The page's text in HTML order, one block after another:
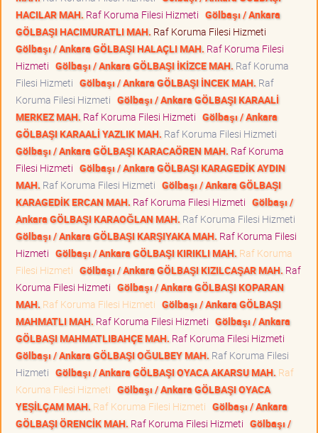
HACILAR MAH. Raf Koruma Filesi Hizmeti Gölbaşı / Ankara
GÖLBAŞI HACIMURATLI MAH. Raf Koruma Filesi Hizmeti
Gölbaşı / Ankara GÖLBAŞI HALAÇLI MAH. Raf Koruma Filesi
Hizmeti Gölbaşı / Ankara GÖLBAŞI İKİZCE MAH. Raf Koruma
Filesi Hizmeti Gölbaşı / Ankara GÖLBAŞI İNCEK MAH. Raf
Koruma Filesi Hizmeti Gölbaşı / Ankara GÖLBAŞI KARAALİ
MERKEZ MAH. Raf Koruma Filesi Hizmeti Gölbaşı / Ankara
GÖLBAŞI KARAALİ YAZLIK MAH. Raf Koruma Filesi Hizmeti
Gölbaşı / Ankara GÖLBAŞI KARACAÖREN MAH. Raf Koruma
Filesi Hizmeti Gölbaşı / Ankara GÖLBAŞI KARAGEDİK AYDIN
MAH. Raf Koruma Filesi Hizmeti Gölbaşı / Ankara GÖLBAŞI
KARAGEDİK ERCAN MAH. Raf Koruma Filesi Hizmeti Gölbaşı /
Ankara GÖLBAŞI KARAOĞLAN MAH. Raf Koruma Filesi Hizmeti
Gölbaşı / Ankara GÖLBAŞI KARŞIYAKA MAH. Raf Koruma Filesi
Hizmeti Gölbaşı / Ankara GÖLBAŞI KIRIKLI MAH. Raf Koruma
Filesi Hizmeti Gölbaşı / Ankara GÖLBAŞI KIZILCAŞAR MAH. Raf
Koruma Filesi Hizmeti Gölbaşı / Ankara GÖLBAŞI KOPARAN
MAH. Raf Koruma Filesi Hizmeti Gölbaşı / Ankara GÖLBAŞI
MAHMATLI MAH. Raf Koruma Filesi Hizmeti Gölbaşı / Ankara
GÖLBAŞI MAHMATLIBAHÇE MAH. Raf Koruma Filesi Hizmeti
Gölbaşı / Ankara GÖLBAŞI OĞULBEY MAH. Raf Koruma Filesi
Hizmeti Gölbaşı / Ankara GÖLBAŞI OYACA AKARSU MAH. Raf
Koruma Filesi Hizmeti Gölbaşı / Ankara GÖLBAŞI OYACA
YEŞİLÇAM MAH. Raf Koruma Filesi Hizmeti Gölbaşı / Ankara
GÖLBAŞI ÖRENCİK MAH. Raf Koruma Filesi Hizmeti Gölbaşı /